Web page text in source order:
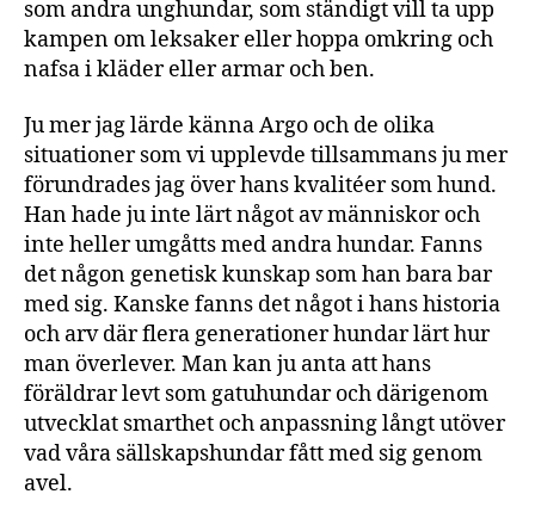
som andra unghundar, som ständigt vill ta upp
kampen om leksaker eller hoppa omkring och
nafsa i kläder eller armar och ben.
Ju mer jag lärde känna Argo och de olika
situationer som vi upplevde tillsammans ju mer
förundrades jag över hans kvalitéer som hund.
Han hade ju inte lärt något av människor och
inte heller umgåtts med andra hundar. Fanns
det någon genetisk kunskap som han bara bar
med sig. Kanske fanns det något i hans historia
och arv där flera generationer hundar lärt hur
man överlever. Man kan ju anta att hans
föräldrar levt som gatuhundar och därigenom
utvecklat smarthet och anpassning långt utöver
vad våra sällskapshundar fått med sig genom
avel.